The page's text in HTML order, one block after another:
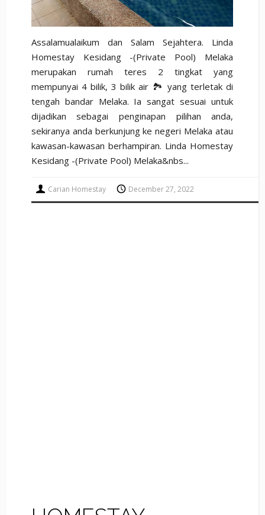
Assalamualaikum dan Salam Sejahtera. Linda
Homestay Kesidang -(Private Pool) Melaka
merupakan rumah teres 2 tingkat yang
mempunyai 4 bilik, 3 bilik air 🏞️ yang terletak di
tengah bandar Melaka. Ia sangat sesuai untuk
dijadikan sebagai penginapan pilihan anda,
sekiranya anda berkunjung ke negeri Melaka atau
kawasan-kawasan berhampiran. Linda Homestay
Kesidang -(Private Pool) Melaka&nbs...
Carian Homestay December 27, 2022